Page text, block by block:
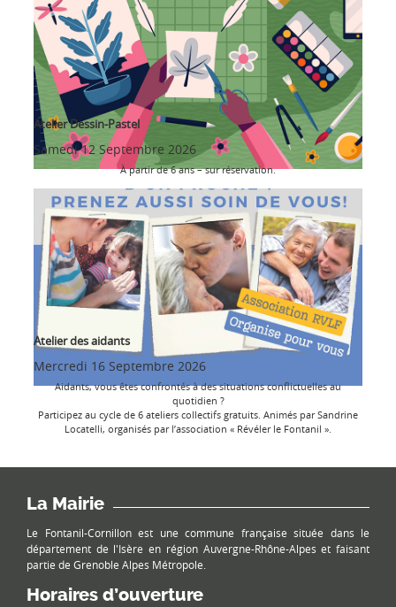
Atelier Dessin-Pastel
Samedi 12 Septembre 2026
À partir de 6 ans – sur réservation.
Atelier des aidants
Mercredi 16 Septembre 2026
Aidants, vous êtes confrontés à des situations conflictuelles au
quotidien ?
Participez au cycle de 6 ateliers collectifs gratuits. Animés par Sandrine
Locatelli, organisés par l’association « Révéler le Fontanil ».
La Mairie
Le Fontanil-Cornillon est une commune française située dans le
département de l'Isère en région Auvergne-Rhône-Alpes et faisant
partie de Grenoble Alpes Métropole.
Horaires d’ouverture